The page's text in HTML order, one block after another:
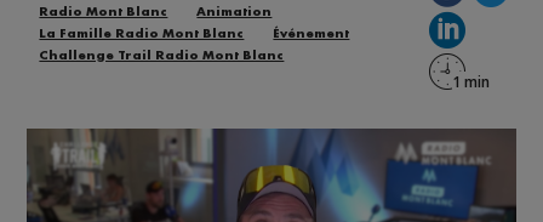
Radio Mont Blanc
Animation
La Famille Radio Mont Blanc
Événement
Challenge Trail Radio Mont Blanc